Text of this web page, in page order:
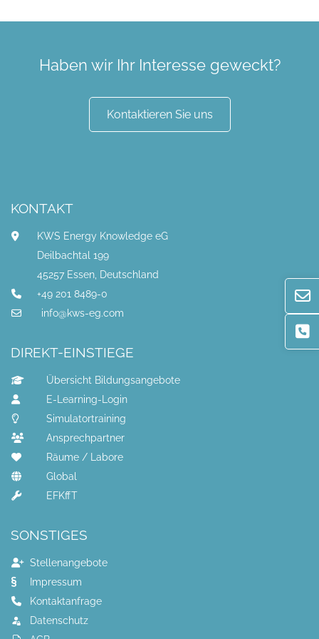
Haben wir Ihr Interesse geweckt?
Kontaktieren Sie uns
KONTAKT
KWS Energy Knowledge eG
Deilbachtal 199
45257 Essen, Deutschland
+49 201 8489-0
info@kws-eg.com
DIREKT-EINSTIEGE
Übersicht Bildungsangebote
E-Learning-Login
Simulatortraining
Ansprechpartner
Räume / Labore
Global
EFKffT
SONSTIGES
Stellenangebote
Impressum
Kontaktanfrage
Datenschutz